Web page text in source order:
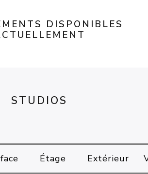
DISPONIBLES
STUDIOS
Étage Extérieur